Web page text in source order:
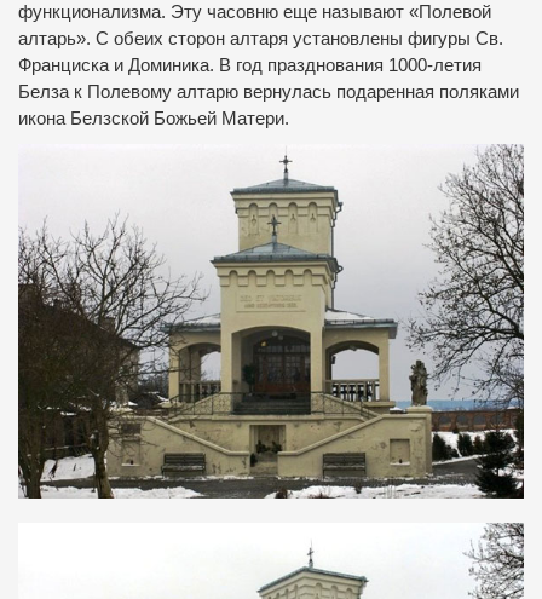
функционализма. Эту часовню еще называют «Полевой
алтарь». С обеих сторон алтаря установлены фигуры Св.
Франциска и Доминика. В год празднования 1000-летия
Белза к Полевому алтарю вернулась подаренная поляками
икона Белзской Божьей Матери.